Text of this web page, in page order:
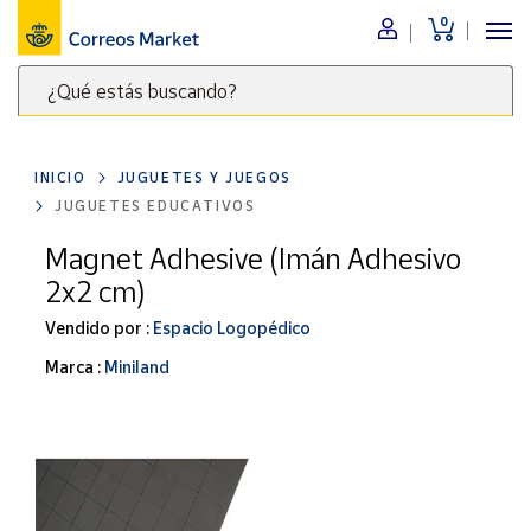
0
¿Qué estás buscando?
clave
para
buscar
productos
Correos
Market
Menú
Nuestro
catálogo
Alimentación
Ocio y cultura
Juguetes y
juegos
Libros y
Tienda de
Correos
INICIO
JUGUETES Y JUEGOS
JUGUETES EDUCATIVOS
Magnet Adhesive (Imán Adhesivo
2x2 cm)
Vendido por : Espacio Logopédico
Marca : Miniland